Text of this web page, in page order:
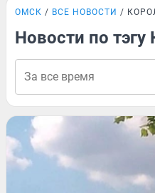
ОМСК ВСЕ НОВОСТИ
Новости по тэгу